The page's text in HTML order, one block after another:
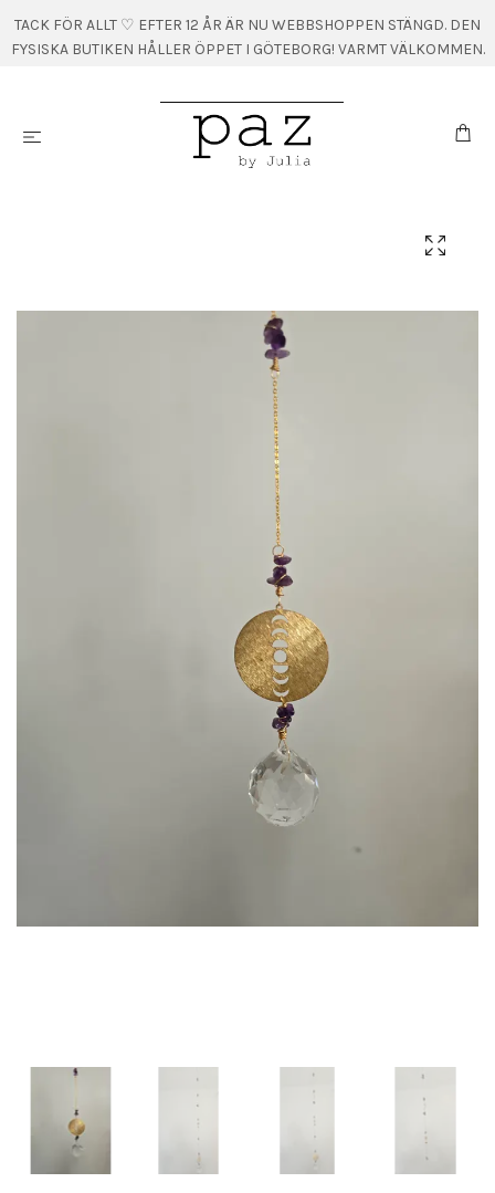
TACK FÖR ALLT ♡ EFTER 12 ÅR ÄR NU WEBBSHOPPEN STÄNGD. DEN
FYSISKA BUTIKEN HÅLLER ÖPPET I GÖTEBORG! VARMT VÄLKOMMEN.